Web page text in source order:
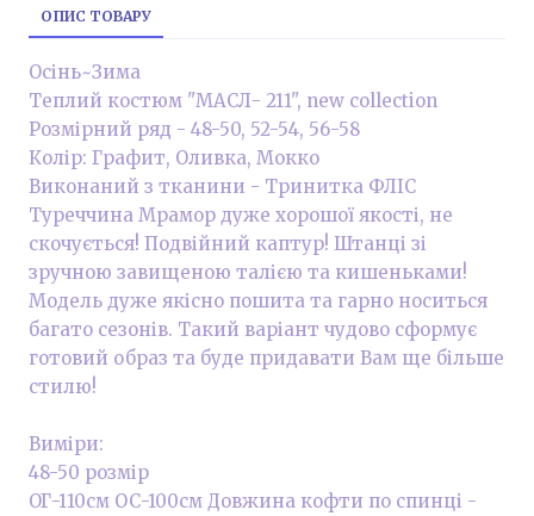
ОПИС ТОВАРУ
Осінь~Зима
Теплий костюм "МАСЛ- 211", new collection
Розмірний ряд - 48-50, 52-54, 56-58
Колір: Графит, Оливка, Мокко
Виконаний з тканини - Тринитка ФЛІС
Туреччина Мрамор дуже хорошої якості, не
скочується! Подвійний каптур! Штанці зі
зручною завищеною талією та кишеньками!
Модель дуже якісно пошита та гарно носиться
багато сезонів. Такий варіант чудово сформує
готовий образ та буде придавати Вам ще більше
стилю!
Виміри:
48-50 розмір
ОГ-110см ОС-100см Довжина кофти по спинці -